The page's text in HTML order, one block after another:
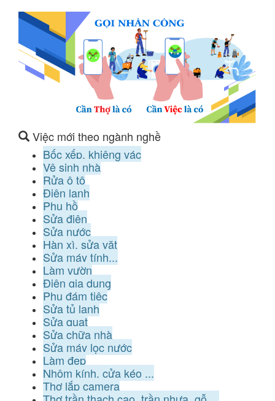
Việc mới theo ngành nghề
Bốc xếp, khiêng vác
Vệ sinh nhà
Rửa ô tô
Điện lạnh
Phụ hồ
Sửa điện
Sửa nước
Hàn xì, sửa vặt
Sửa máy tính...
Làm vườn
Điện gia dụng
Phụ đám tiệc
Sửa tủ lạnh
Sửa quạt
Sửa chữa nhà
Sửa máy lọc nước
Làm đẹp
Nhôm kính, cửa kéo ...
Thợ lắp camera